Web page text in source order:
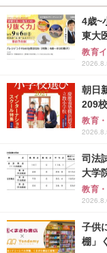
4歳~
東大
教育
朝日
209
教育
司法
大学
教育
子供
棚」